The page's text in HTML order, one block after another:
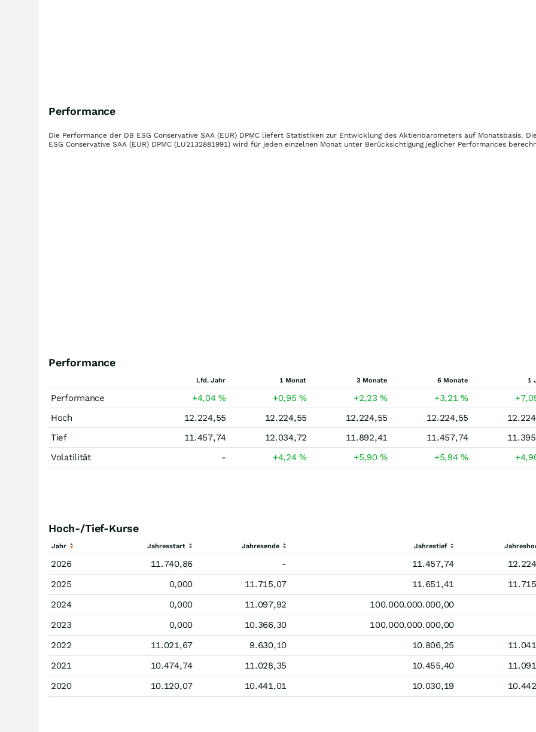
Performance
Die Performance der DB ESG Conservative SAA (EUR) DPMC liefert Statistiken zur Entwicklung des Aktienbarometers auf Monatsbasis.
ESG Conservative SAA (EUR) DPMC (LU2132881991) wird für jeden einzelnen Monat unter Berücksichtigung jeglicher Performances
Performance
Lfd. Jahr 1 Monat 3 Monate 6 Monate 1
Performance +4,04% +0,95% +2,23% +3,21%
Hoch
12.224,55 12.224,55 12.224,55 12.224,55
Tief
11.457,74 12.034,72 11.892,41 11.457,74
Volatilität
- +4,24% +5,90% +5,94%
Hoch-/Tief-Kurse
Jahr Jahresstart Jahresende Jahrestief
2026 11.740,86 - 11.457,74
2025
0,000 11.715,07 11.651,41
2024
0,000 11.097,92 100.000.000.000,00
2023
0,000 10.366,30 100.000.000.000,00
2022
11.021,67 9.630,10 10.806,25
2021
10.474,74 11.028,35 10.455,40
2020
10.120,07 10.441,01 10.030,19